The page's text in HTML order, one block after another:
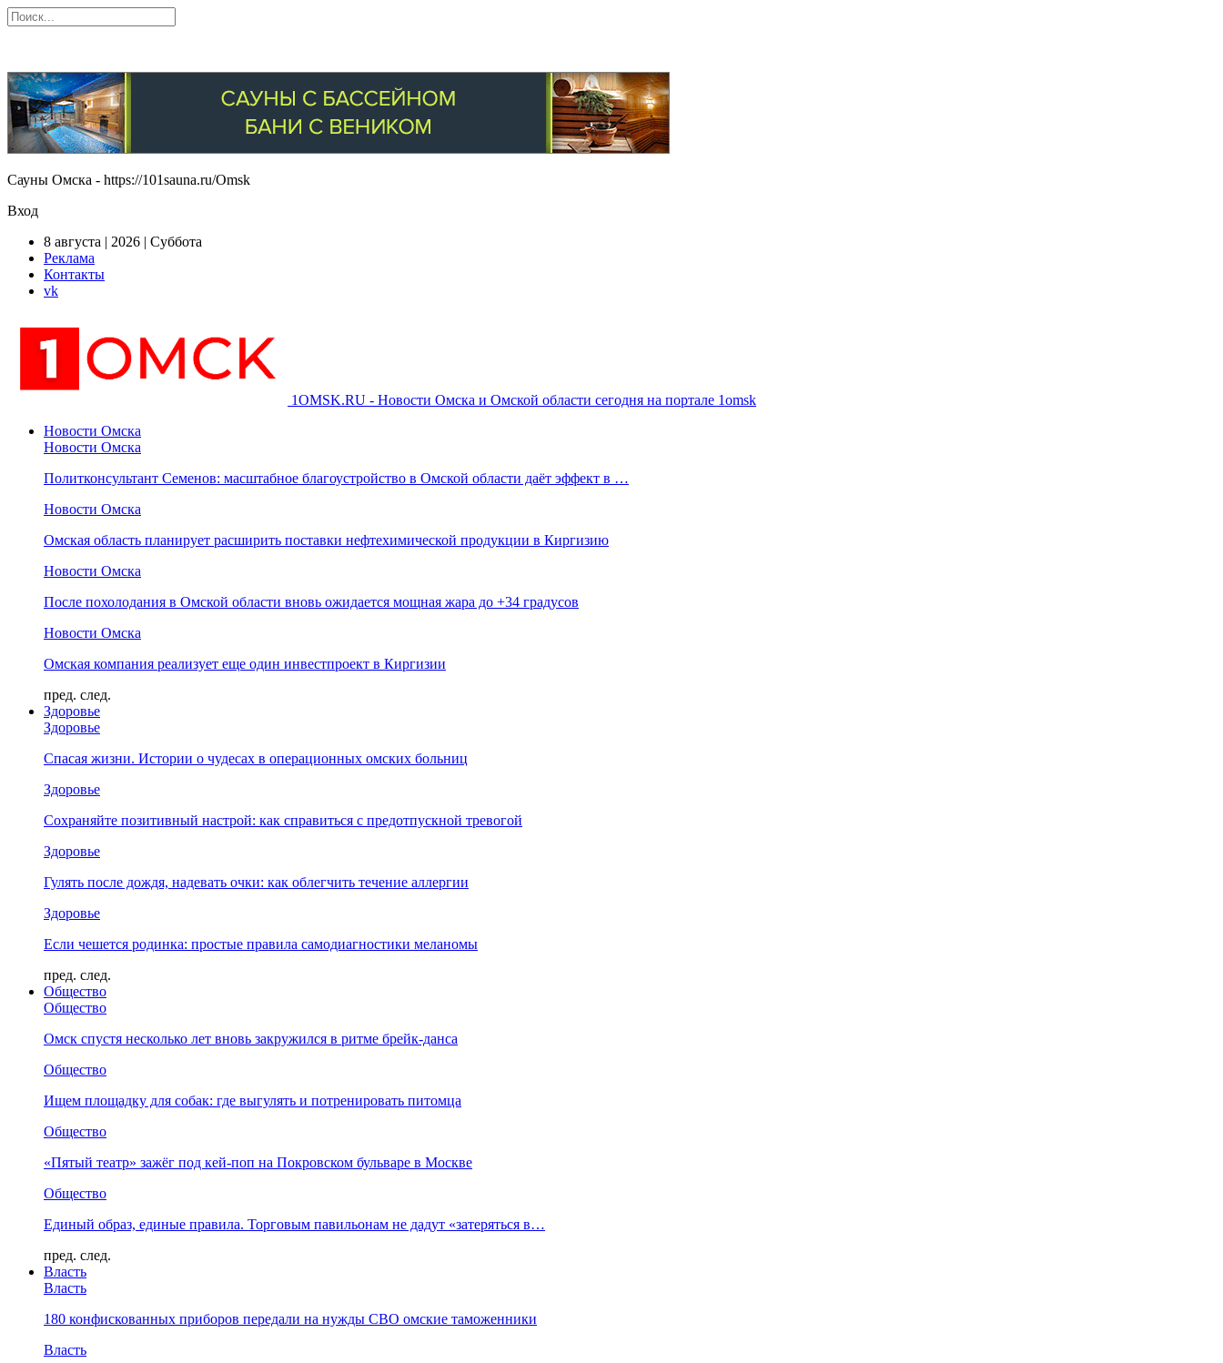
Сауны Омска - https://101sauna.ru/Omsk
Вход
8 августа | 2026 | Суббота
Реклама
Контакты
vk
1OMSK.RU - Новости Омска и Омской области сегодня на портале 1omsk
Новости Омска
Новости Омска
Политконсультант Семенов: масштабное благоустройство в Омской области даёт эффект в …
Новости Омска
Омская область планирует расширить поставки нефтехимической продукции в Киргизию
Новости Омска
После похолодания в Омской области вновь ожидается мощная жара до +34 градусов
Новости Омска
Омская компания реализует еще один инвестпроект в Киргизии
пред. след.
Здоровье
Здоровье
Спасая жизни. Истории о чудесах в операционных омских больниц
Здоровье
Сохраняйте позитивный настрой: как справиться с предотпускной тревогой
Здоровье
Гулять после дождя, надевать очки: как облегчить течение аллергии
Здоровье
Если чешется родинка: простые правила самодиагностики меланомы
пред. след.
Общество
Общество
Омск спустя несколько лет вновь закружился в ритме брейк-данса
Общество
Ищем площадку для собак: где выгулять и потренировать питомца
Общество
«Пятый театр» зажёг под кей-поп на Покровском бульваре в Москве
Общество
Единый образ, единые правила. Торговым павильонам не дадут «затеряться в…
пред. след.
Власть
Власть
180 конфискованных приборов передали на нужды СВО омские таможенники
Власть